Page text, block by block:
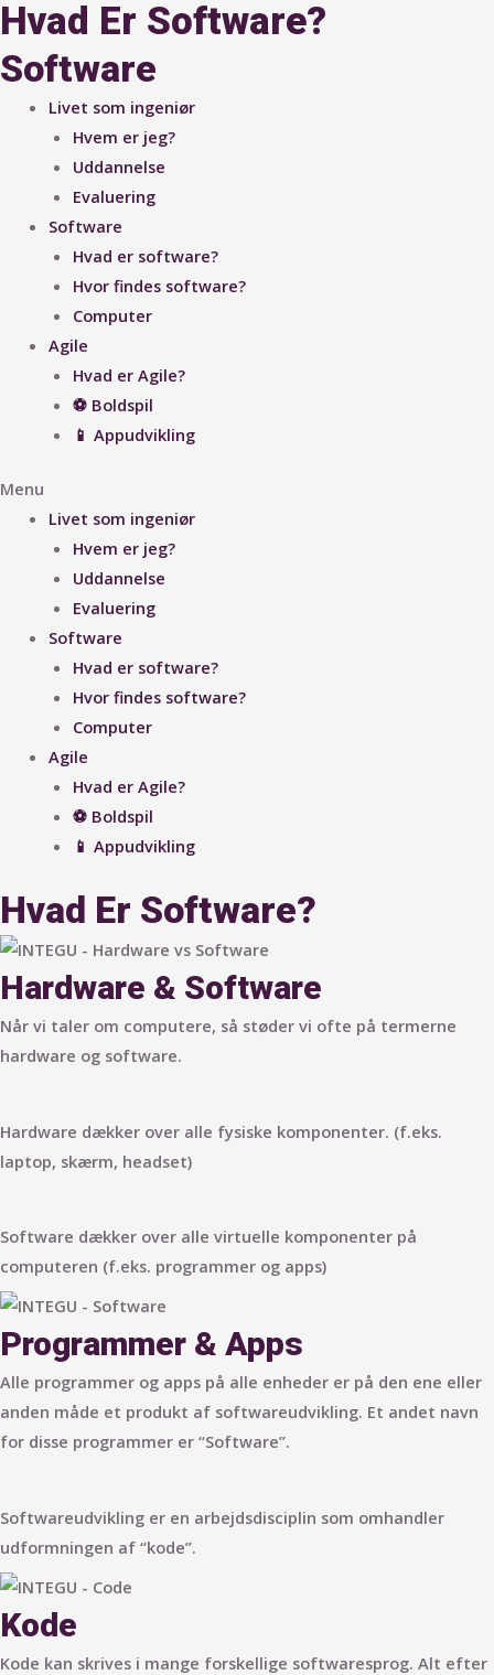
Hvad Er Software?
Software
Livet som ingeniør
Hvem er jeg?
Uddannelse
Evaluering
Software
Hvad er software?
Hvor findes software?
Computer
Agile
Hvad er Agile?
⚽ Boldspil
📱 Appudvikling
Menu
Livet som ingeniør
Hvem er jeg?
Uddannelse
Evaluering
Software
Hvad er software?
Hvor findes software?
Computer
Agile
Hvad er Agile?
⚽ Boldspil
📱 Appudvikling
Hvad Er Software?
Hardware & Software
Når vi taler om computere, så støder vi ofte på termerne
hardware og software.
Hardware dækker over alle fysiske komponenter. (f.eks.
laptop, skærm, headset)
Software dækker over alle virtuelle komponenter på
computeren (f.eks. programmer og apps)
Programmer & Apps
Alle programmer og apps på alle enheder er på den ene eller
anden måde et produkt af softwareudvikling. Et andet navn
for disse programmer er “Software”.
Softwareudvikling er en arbejdsdisciplin som omhandler
udformningen af “kode”.
Kode
Kode kan skrives i mange forskellige softwaresprog. Alt efter